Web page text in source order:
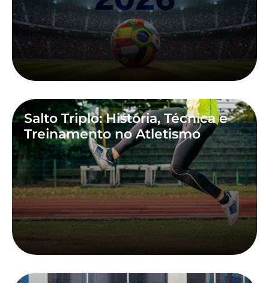
Salto Triplo: História, Técnica e
Treinamento no Atletismo